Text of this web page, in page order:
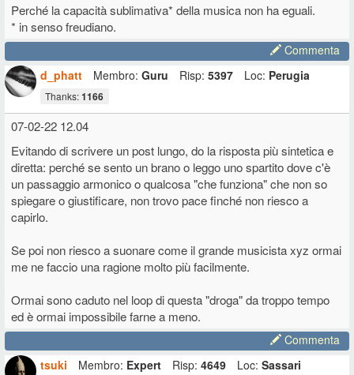
Perché la capacità sublimativa* della musica non ha eguali.
* in senso freudiano.
Commenta
d_phatt
Membro: Guru Risp: 5397 Loc: Perugia
Thanks:1166
07-02-22 12.04
Evitando di scrivere un post lungo, do la risposta più sintetica e
diretta: perché se sento un brano o leggo uno spartito dove c'è
un passaggio armonico o qualcosa "che funziona" che non so
spiegare o giustificare, non trovo pace finché non riesco a
capirlo.
Se poi non riesco a suonare come il grande musicista xyz ormai
me ne faccio una ragione molto più facilmente.
Ormai sono caduto nel loop di questa "droga" da troppo tempo
ed è ormai impossibile farne a meno.
Commenta
tsuki
Membro: Expert Risp: 4649 Loc: Sassari